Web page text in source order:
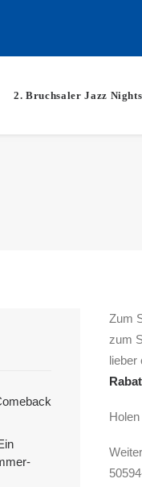
2. Bruchsaler Jazz Nights
Zum
zum
lieber